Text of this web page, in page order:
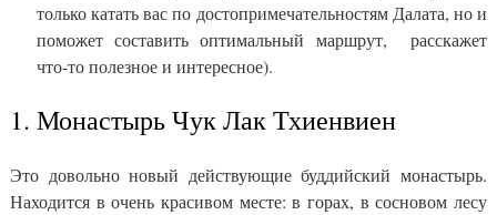
только катать вас по достопримечательностям Далата, но и
поможет составить оптимальный маршрут, расскажет
что-то полезное и интересное).
1. Монастырь Чук Лак Тхиенвиен
Это довольно новый действующие буддийский монастырь.
Находится в очень красивом месте: в горах, в сосновом лесу